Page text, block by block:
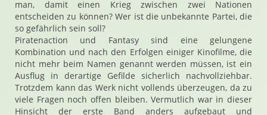
man, damit einen Krieg zwischen zwei Nationen
entscheiden zu können? Wer ist die unbekannte Partei, die
so gefährlich sein soll?
Piratenaction und Fantasy sind eine gelungene
Kombination und nach den Erfolgen einiger Kinofilme, die
nicht mehr beim Namen genannt werden müssen, ist ein
Ausflug in derartige Gefilde sicherlich nachvollziehbar.
Trotzdem kann das Werk nicht vollends überzeugen, da zu
viele Fragen noch offen bleiben. Vermutlich war in dieser
Hinsicht der erste Band anders aufgebaut und